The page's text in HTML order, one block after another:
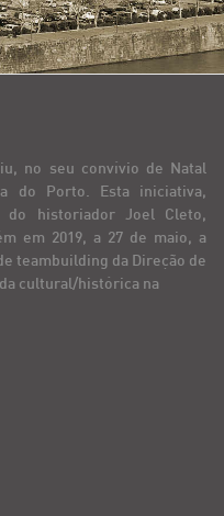
no seu convívio de Natal
do Porto. Esta iniciativa,
do historiador Joel Cleto,
em 2019, a 27 de maio, a
teambuilding da Direção de
cultural/histórica na